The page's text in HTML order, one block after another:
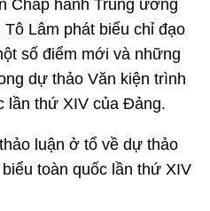
Chấp hành Trung ương
Lâm phát biểu chỉ đạo
số điểm mới và những
dự thảo Văn kiện trình
lần thứ XIV của Đảng.
luận ở tổ về dự thảo
toàn quốc lần thứ XIV